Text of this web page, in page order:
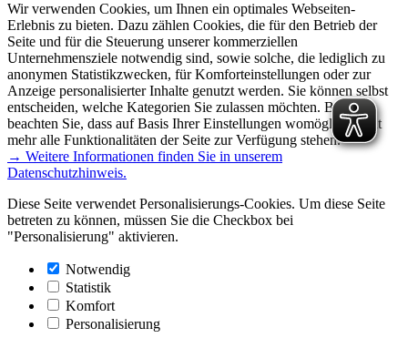
Wir verwenden Cookies, um Ihnen ein optimales Webseiten-
Erlebnis zu bieten. Dazu zählen Cookies, die für den Betrieb der
Seite und für die Steuerung unserer kommerziellen
Unternehmensziele notwendig sind, sowie solche, die lediglich zu
anonymen Statistikzwecken, für Komforteinstellungen oder zur
Anzeige personalisierter Inhalte genutzt werden. Sie können selbst
entscheiden, welche Kategorien Sie zulassen möchten. Bitte
beachten Sie, dass auf Basis Ihrer Einstellungen womöglich nicht
mehr alle Funktionalitäten der Seite zur Verfügung stehen.
→ Weitere Informationen finden Sie in unserem
Datenschutzhinweis.
Diese Seite verwendet Personalisierungs-Cookies. Um diese Seite
betreten zu können, müssen Sie die Checkbox bei
"Personalisierung" aktivieren.
Notwendig
Statistik
Komfort
Personalisierung